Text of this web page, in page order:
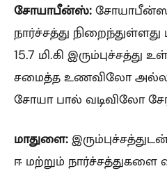
சோயாபீன்ஸ்:
நார்ச்சத்து நிறைந்துள்ளது
15.7 மி.கி
சமைத்த உணவிலோ
சோயா பால் வடிவிலோ
மாதுளை:
ஈ மற்றும் நார்ச்சத்துகளை